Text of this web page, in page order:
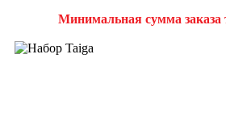
Минимальная сумма заказа